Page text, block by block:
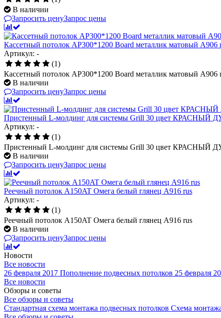
В наличии
Запросить ценуЗапрос цены
Кассетный потолок AP300*1200 Board металлик матовый А906
Артикул: -
(1)
Кассетный потолок AP300*1200 Board металлик матовый А906
В наличии
Запросить ценуЗапрос цены
Пристенный L-молдинг для системы Grill 30 цвет КРАСНЫЙ
Артикул: -
(1)
Пристенный L-молдинг для системы Grill 30 цвет КРАСНЫЙ
В наличии
Запросить ценуЗапрос цены
Реечный потолок A150AT Омега белый глянец А916 rus
Артикул: -
(1)
Реечный потолок A150AT Омега белый глянец А916 rus
В наличии
Запросить ценуЗапрос цены
Новости
Все новости
26 февраля 2017 Пополнение подвесных потолков 25 февраля
Все новости
Обзоры и советы
Все обзоры и советы
Стандартная схема монтажа подвесных потолков Схема